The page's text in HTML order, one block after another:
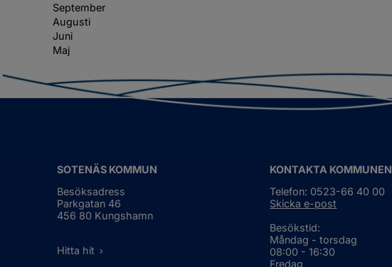
September
Augusti
Juni
Maj
SOTENÄS KOMMUN
Besöksadress
Parkgatan 46
456 80 Kungshamn
Hitta hit
KONTAKTA KOMMUNEN
Telefon: 0523-66 40 00
Skicka e-post
Besökstid:
Måndag - torsdag
08:00 - 16:30
Fredag